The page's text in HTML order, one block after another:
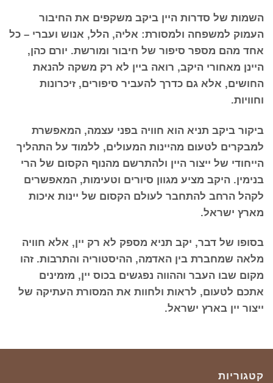
השמות של סדרות היין ביקב משקפים את החיבור
העמוק למשפחה ולמסורת: אליה, הלל, אנוש ועברי – כל
אחד מהם מספר סיפור של חיבור ומורשת. יורם כהן,
היינן מאחורי היקב, רואה ביין לא רק משקה להנאת
החושים, אלא גם כדרך להעביר סיפורים, זיכרונות
וחוויות.
ביקור ביקב תניא הוא חוויה בפני עצמה, המאפשרת
למבקרים לטעום מהיינות המעולים, ללמוד על התהליך
הייחודי של ייצור היין ולהתרשם מהנוף הקסום של הרי
בנימין. היקב מציע מגוון סיורים וטעימות, המאפשרים
לקהל הרחב להתחבר לעולם הקסום של יינות איכות
מארץ ישראל.
בסופו של דבר, יקב תניא מספק לא רק יין, אלא חוויה
מלאה שמחברת בין האדמה, ההיסטוריה והתרבות. זהו
מקום שבו העבר וההווה נפגשים בכוס יין, מזמינים
אתכם לטעום, לראות ולחוות את המסורת העתיקה של
ייצור יין בארץ ישראל.
קטגוריות